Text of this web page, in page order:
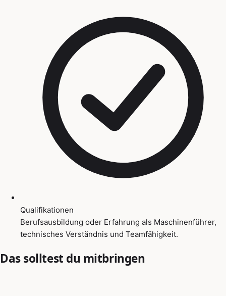
Qualifikationen
Berufsausbildung oder Erfahrung als Maschinenführer,
technisches Verständnis und Teamfähigkeit.
Das solltest du mitbringen